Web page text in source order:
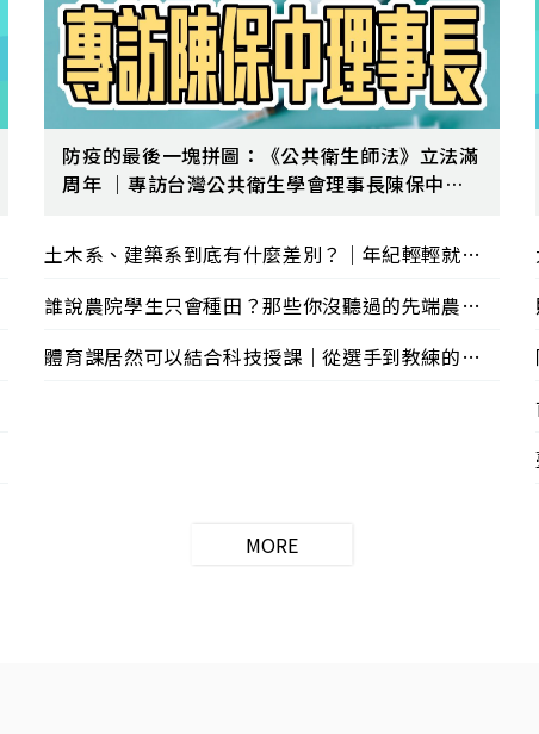
防疫的最後一塊拼圖：《公共衛生師法》立法滿
周年 ｜專訪台灣公共衛生學會理事長陳保中醫
土木系、建築系到底有什麼差別？｜年紀輕輕就蓋出銀杏橋、遮雨棚！｜專訪臺大土木系謝尚賢系主任【嗨教育：創新教學 】
誰說農院學生只會種田？那些你沒聽過的先端農業、植物醫生、育種師｜智慧永續農業：開箱臺大生農學院【嗨教育：創新教學】
體育課居然可以結合科技授課｜從選手到教練的網球之路｜專訪臺大網球冠軍教練趙曉涵老師【嗨教育：熱血教師 】
MORE